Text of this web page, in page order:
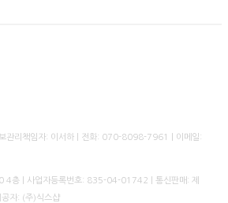
관리책임자: 이서하 | 전화: 070-8098-7961 | 이메일:
4층 | 사업자등록번호: 835-04-01742 | 통신판매: 제
공자: (주)식스샵